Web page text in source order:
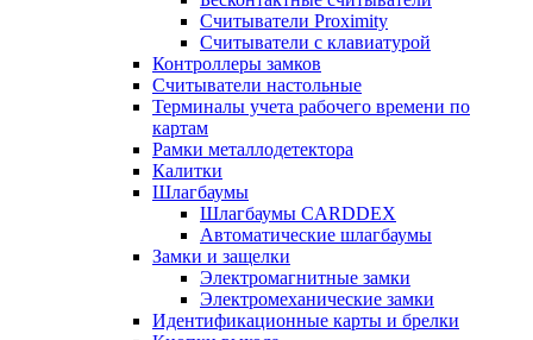
Считыватели Proximity
Считыватели с клавиатурой
Контроллеры замков
Считыватели настольные
Терминалы учета рабочего времени по
картам
Рамки металлодетектора
Калитки
Шлагбаумы
Шлагбаумы CARDDEX
Автоматические шлагбаумы
Замки и защелки
Электромагнитные замки
Электромеханические замки
Идентификационные карты и брелки